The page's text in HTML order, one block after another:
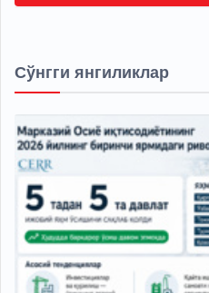
Сўнгги янгиликлар